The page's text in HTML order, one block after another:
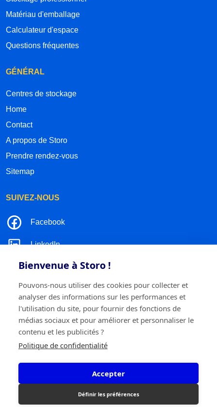
Bienvenue à Storo !
Pouvons-nous utiliser des cookies pour collecter et
analyser des informations sur les performances et
l'utilisation du site, pour fournir des fonctions de
médias sociaux et pour améliorer et personnaliser le
contenu et les publicités ?
Politique de confidentialité
Accepter
Définir les préférences
Matériau d'emballage
Calculateur d'espace
Questions fréquentes
GÉNÉRAL
Centres de stockage
Home
Contact
A propos de Storo
Prendre rendez-vous
Sitemap
SUIVEZ-NOUS
Facebook
LinkedIn
Instagram
TikTok
©2026 Storo
Politique de confidentialité
Storo BV 0717.595.310